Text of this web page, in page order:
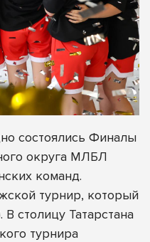
состоялись Финалы
округа МЛБЛ
команд.
турнир, который
столицу Татарстана
турнира